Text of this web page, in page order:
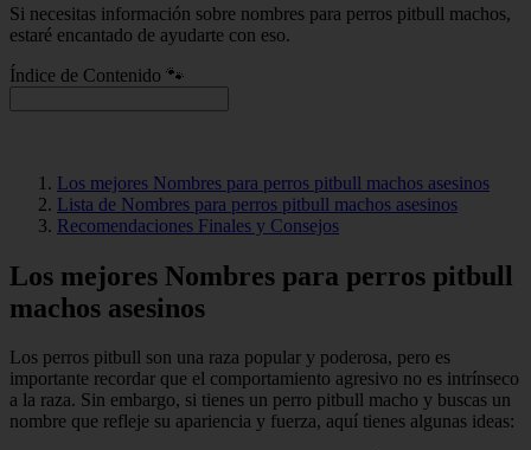
Si necesitas información sobre nombres para perros pitbull machos,
estaré encantado de ayudarte con eso.
Índice de Contenido 🐾
Los mejores Nombres para perros pitbull machos asesinos
Lista de Nombres para perros pitbull machos asesinos
Recomendaciones Finales y Consejos
Los mejores Nombres para perros pitbull
machos asesinos
Los perros pitbull son una raza popular y poderosa, pero es
importante recordar que el comportamiento agresivo no es intrínseco
a la raza. Sin embargo, si tienes un perro pitbull macho y buscas un
nombre que refleje su apariencia y fuerza, aquí tienes algunas ideas: